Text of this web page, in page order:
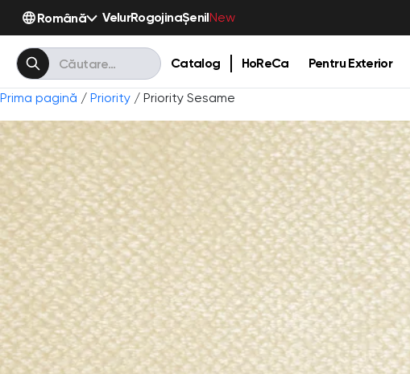
Română VelurRogojinaȘenilNew
Catalog HoReCa Pentru Exterior
Prima pagină / Priority / Priority Sesame